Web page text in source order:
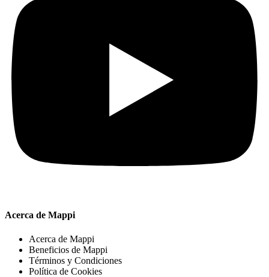
Acerca de Mappi
Acerca de Mappi
Beneficios de Mappi
Términos y Condiciones
Política de Cookies